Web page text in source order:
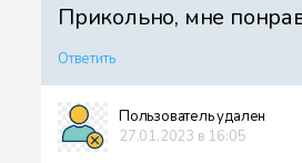
Прикольно, мне
Ответить
Пользователь удален
27.01.2023 в 16:05